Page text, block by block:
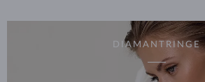
DIAMANTRINGE